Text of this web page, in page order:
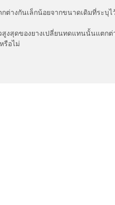
ต่างกันเล็กน้อยจากขนาดเดิมที่ระ
งสุดของยางเปลี่ยนทดแทนนั้นแตกต่
รือไม่